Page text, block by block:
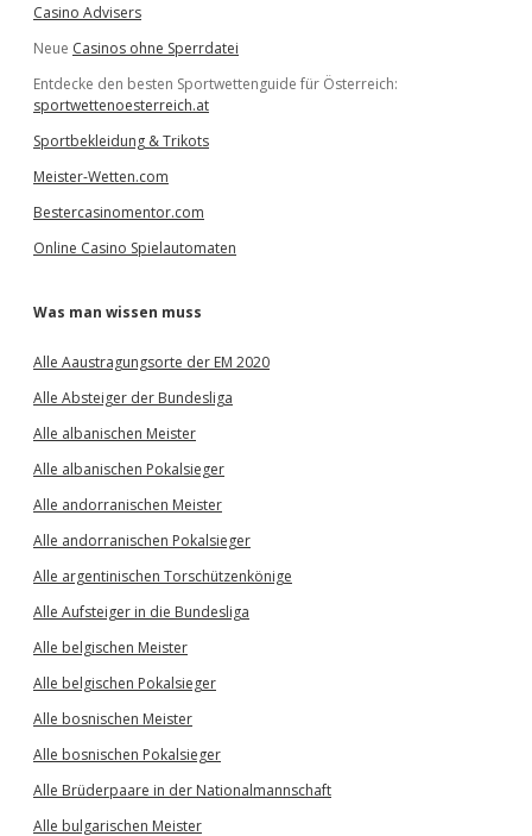
Casino Advisers
Neue Casinos ohne Sperrdatei
Entdecke den besten Sportwettenguide für Österreich:
sportwettenoesterreich.at
Sportbekleidung & Trikots
Meister-Wetten.com
Bestercasinomentor.com
Online Casino Spielautomaten
Was man wissen muss
Alle Aaustragungsorte der EM 2020
Alle Absteiger der Bundesliga
Alle albanischen Meister
Alle albanischen Pokalsieger
Alle andorranischen Meister
Alle andorranischen Pokalsieger
Alle argentinischen Torschützenkönige
Alle Aufsteiger in die Bundesliga
Alle belgischen Meister
Alle belgischen Pokalsieger
Alle bosnischen Meister
Alle bosnischen Pokalsieger
Alle Brüderpaare in der Nationalmannschaft
Alle bulgarischen Meister